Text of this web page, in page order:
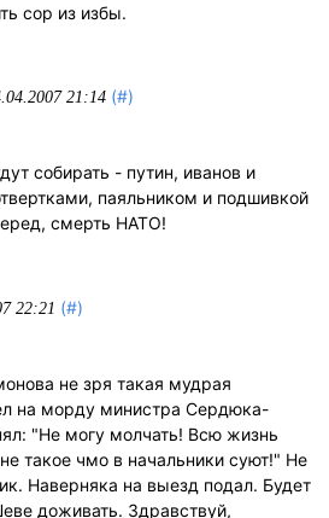
сор из избы.
21:14 (#)
собирать - путин, иванов и
паяльником и подшивкой
смерть НАТО!
22:21 (#)
не зря такая мудрая
на морду министра Сердюка-
"Не могу молчать! Всю жизнь
такое чмо в начальники суют!" Не
Наверняка на выезд подал. Будет
доживать. Здравствуй,